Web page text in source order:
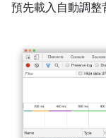
預先載入自動調整